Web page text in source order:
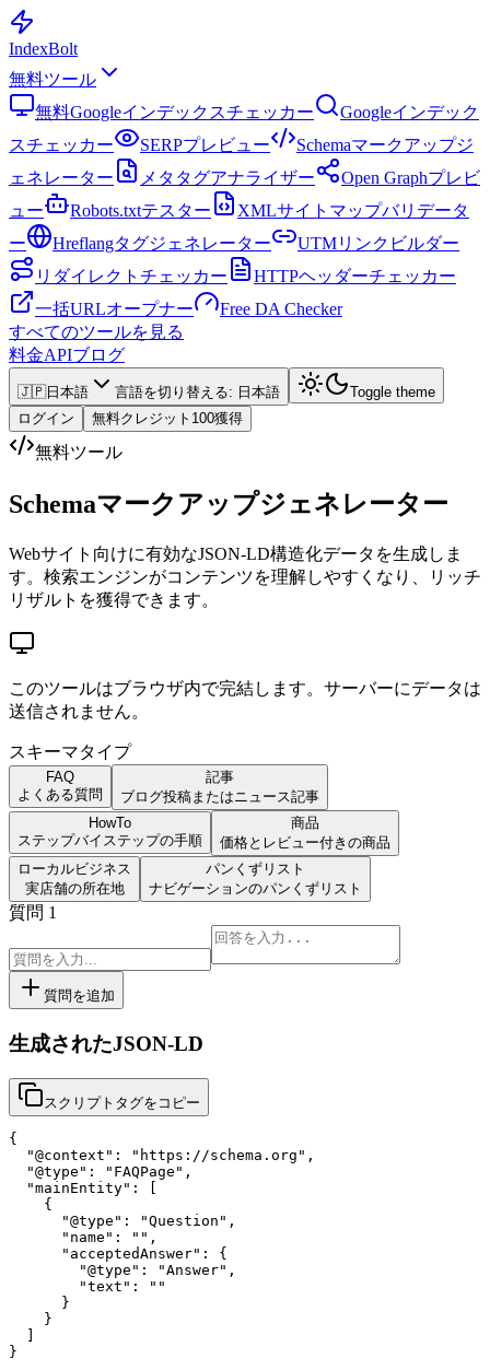
IndexBolt
無料ツール
無料Googleインデックスチェッカー
Googleインデック
スチェッカー
SERPプレビュー
Schemaマークアップジ
ェネレーター
メタタグアナライザー
Open Graphプレビ
ュー
Robots.txtテスター
XMLサイトマップバリデータ
ー
Hreflangタグジェネレーター
UTMリンクビルダー
リダイレクトチェッカー
HTTPヘッダーチェッカー
一括URLオープナー
Free DA Checker
すべてのツールを見る
料金APIブログ
🇯🇵日本語 言語を切り替える: 日本語
Toggle theme
ログイン
無料クレジット100獲得
無料ツール
Schemaマークアップジェネレーター
Webサイト向けに有効なJSON-LD構造化データを生成しま
す。検索エンジンがコンテンツを理解しやすくなり、リッチ
リザルトを獲得できます。
このツールはブラウザ内で完結します。サーバーにデータは
送信されません。
スキーマタイプ
FAQ
よくある質問
記事
ブログ投稿またはニュース記事
HowTo
ステップバイステップの手順
商品
価格とレビュー付きの商品
ローカルビジネス
実店舗の所在地
パンくずリスト
ナビゲーションのパンくずリスト
質問 1
質問を追加
生成されたJSON-LD
スクリプトタグをコピー
{
  "@context": "https://schema.org",
  "@type": "FAQPage",
  "mainEntity": [
    {
      "@type": "Question",
      "name": "",
      "acceptedAnswer": {
        "@type": "Answer",
        "text": ""
      }
    }
}